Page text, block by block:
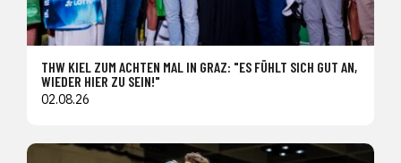
THW KIEL ZUM ACHTEN MAL IN GRAZ: "ES FÜHLT SICH GUT AN,
WIEDER HIER ZU SEIN!"
02.08.26